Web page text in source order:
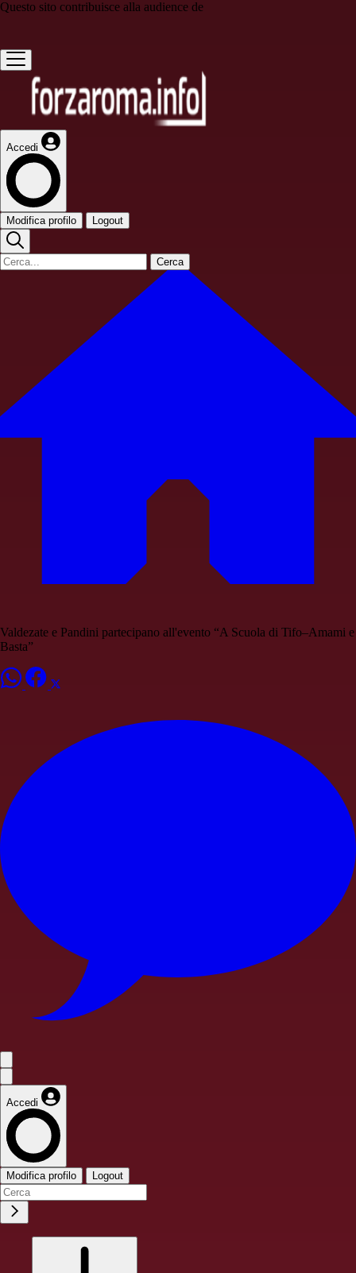
Questo sito contribuisce alla audience de
Accedi
Modifica profilo Logout
Cerca
Valdezate e Pandini partecipano all'evento “A Scuola di Tifo–Amami e
Basta”
Accedi
Modifica profilo Logout